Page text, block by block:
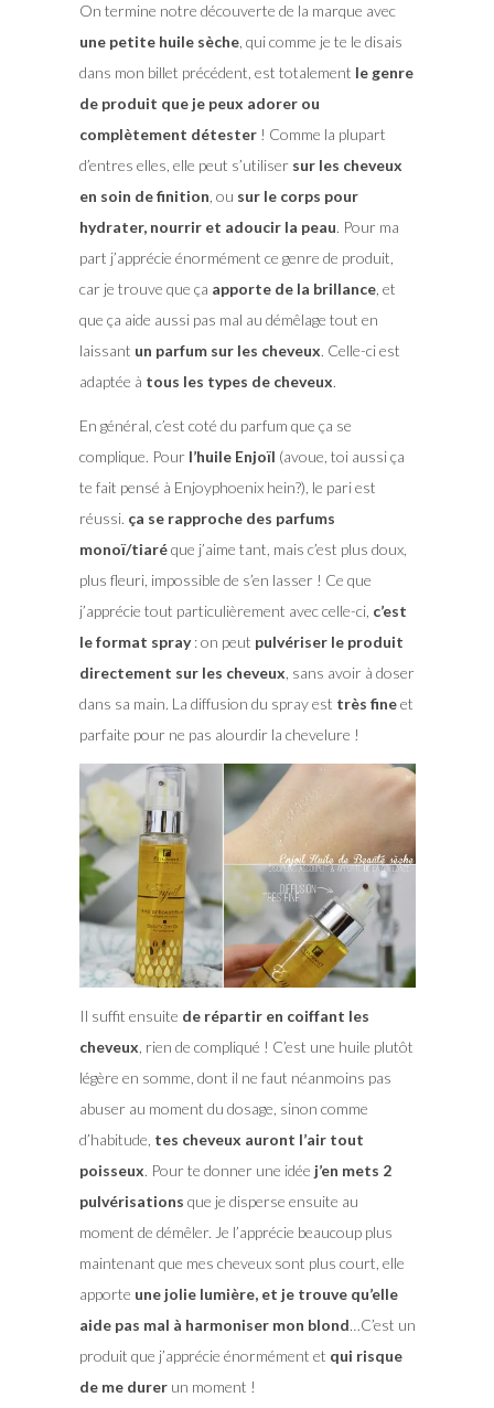
On termine notre découverte de la marque avec
une petite huile sèche, qui comme je te le disais
dans mon billet précédent, est totalement le genre
de produit que je peux adorer ou
complètement détester! Comme la plupart
d’entres elles, elle peut s’utiliser sur les cheveux
en soin de finition , ou sur le corps pour
hydrater, nourrir et adoucir la peau. Pour ma
part j’apprécie énormément ce genre de produit,
car je trouve que ça apporte de la brillance, et
que ça aide aussi pas mal au démêlage tout en
laissant un parfum sur les cheveux. Celle-ci est
adaptée à tous les types de cheveux.
En général, c’est coté du parfum que ça se
complique. Pourl’huile Enjoïl (avoue, toi aussi ça
te fait pensé à Enjoyphoenix hein?), le pari est
réussi. ça se rapproche des parfums
monoï/tiaréque j’aime tant, mais c’est plus doux,
plus fleuri, impossible de s’en lasser ! Ce que
j’apprécie tout particulièrement avec celle-ci, c’est
le format spray: on peut pulvériser le produit
directement sur les cheveux , sans avoir à doser
dans sa main. La diffusion du spray est très fineet
parfaite pour ne pas alourdir la chevelure !
Il suffit ensuite de répartir en coiffant les
cheveux , rien de compliqué ! C’est une huile plutôt
légère en somme, dont il ne faut néanmoins pas
abuser au moment du dosage, sinon comme
d’habitude, tes cheveux auront l’air tout
poisseux. Pour te donner une idée j’en mets 2
pulvérisations que je disperse ensuite au
moment de démêler. Je l’apprécie beaucoup plus
maintenant que mes cheveux sont plus court, elle
apporte une jolie lumière, et je trouve qu’elle
aide pas mal à harmoniser mon blond…C’est un
produit que j’apprécie énormément et qui risque
de me durerun moment !